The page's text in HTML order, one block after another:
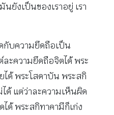
ยังเป็นของเราอยู่ เรา
กับความยึดถือเป็น
ะความยึดถือจิตได้ พระ
ด้ พระโสดาบัน พระสกิ
ด้ แต่ว่าละความเห็นผิด
ด้ พระสกิทาคามีก็เก่ง